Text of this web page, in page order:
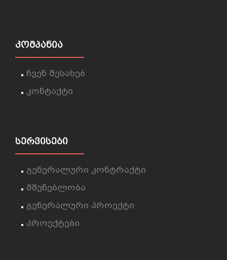
ᲙᲝᲛᲞᲐᲜᲘᲐ
ჩვენ შესახებ
კონტაქტი
ᲡᲔᲠᲕᲘᲡᲔᲑᲘ
გენერალური კონტრაქტი
მშენებლობა
გენერალური პროექტი
პროექტები